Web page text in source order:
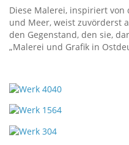
Diese Malerei, inspiriert von
und Meer, weist zuvörderst
den Gegenstand, den sie,
„Malerei und Grafik in